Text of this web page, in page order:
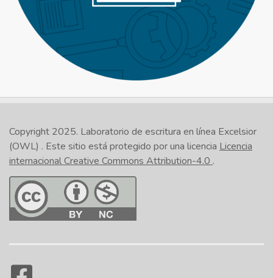
Copyright 2025. Laboratorio de escritura en línea Excelsior
(OWL) . Este sitio está protegido por una licencia Licencia
internacional Creative Commons Attribution-4.0 .